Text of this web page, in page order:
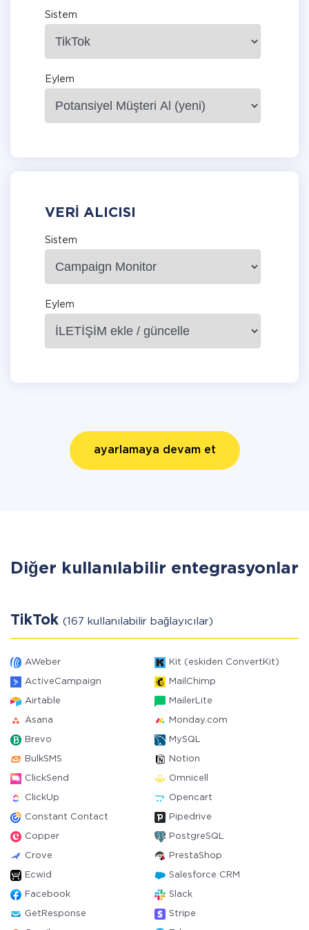
Sistem
Eylem
VERI ALICISI
Sistem
Eylem
ayarlamaya devam et
Diğer kullanılabilir entegrasyonlar
TikTok (167 kullanılabilir bağlayıcılar)
AWeber Kit (eskiden ConvertKit)
ActiveCampaign MailChimp
Airtable MailerLite
Asana Monday.com
Brevo MySQL
BulkSMS Notion
ClickSend Omnicell
ClickUp Opencart
Constant Contact Pipedrive
Copper PostgreSQL
Crove PrestaShop
Ecwid Salesforce CRM
Facebook Slack
GetResponse Stripe